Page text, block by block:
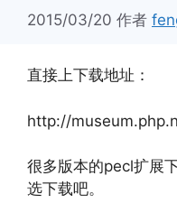
2015/03/20 作者
直接上下载地址：
http://
很多版本的pecl扩展
选下载吧。